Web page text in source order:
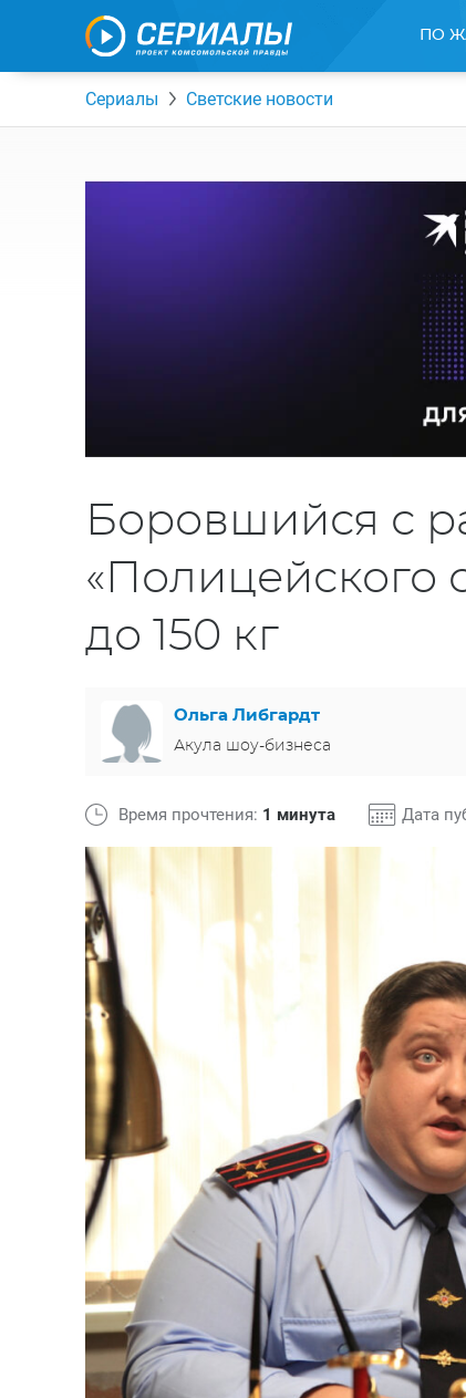
ПО
Сериалы Светские новости
Боровшийся с
«Полицейского
до 150 кг
Ольга Либгардт
Акула шоу-бизнеса
Время прочтения: 1 минута Дата